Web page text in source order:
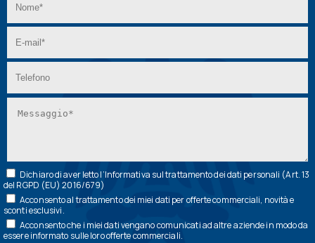
Dichiaro di aver letto l’Informativa sul trattamento dei dati personali (Art. 13
del RGPD (EU) 2016/679)
Acconsento al trattamento dei miei dati per offerte commerciali, novità e
sconti esclusivi.
Acconsento che i miei dati vengano comunicati ad altre aziende in modo da
essere informato sulle loro offerte commerciali.